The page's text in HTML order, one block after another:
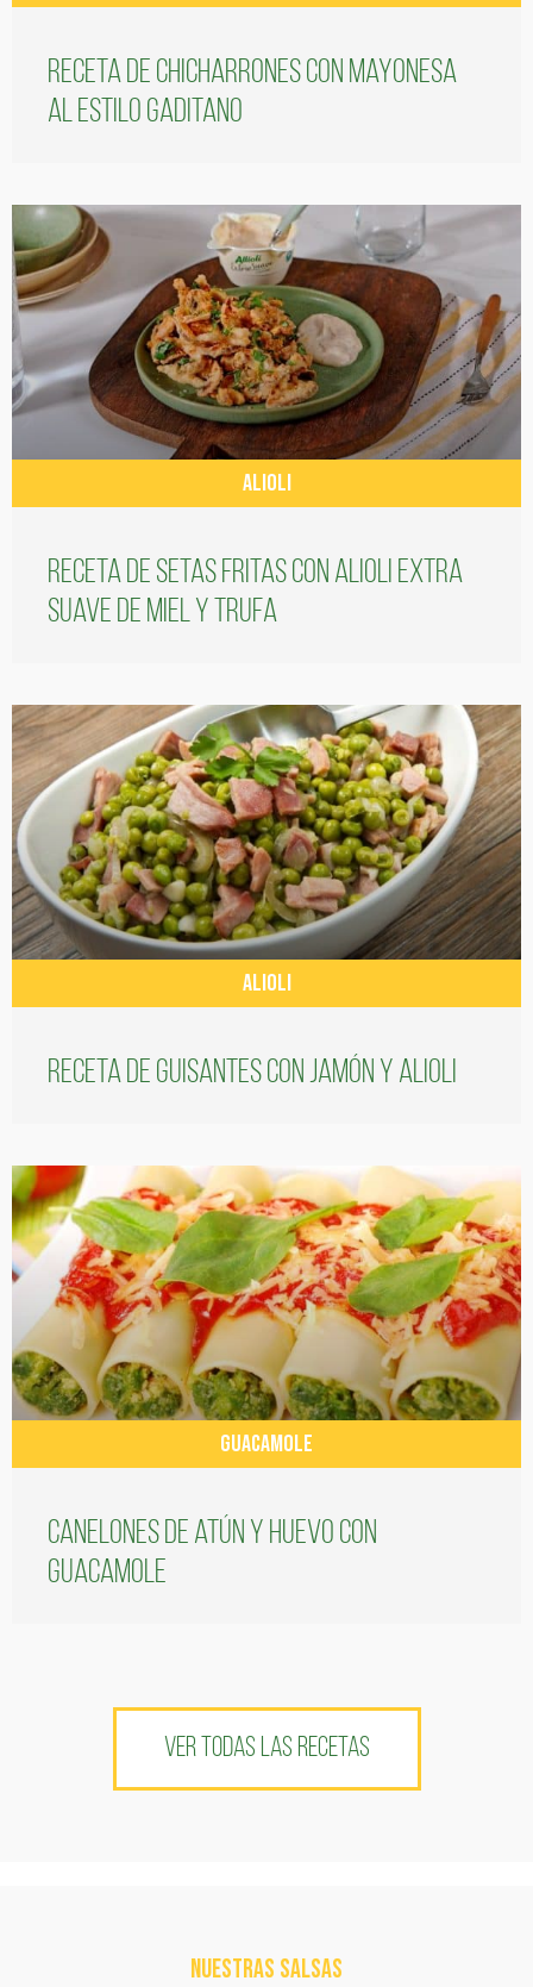
Receta de chicharrones con mayonesa
al estilo gaditano
ALIOLI
Receta de setas fritas con alioli extra
suave de miel y trufa
ALIOLI
Receta de guisantes con jamón y alioli
GUACAMOLE
Canelones de atún y huevo con
guacamole
VER TODAS LAS RECETAS
NUESTRAS SALSAS